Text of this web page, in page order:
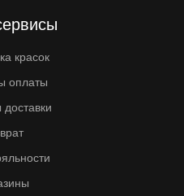
красок
оплаты